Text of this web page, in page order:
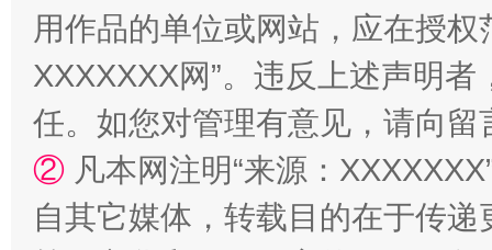
扯下公款旅游的“隐身衣” 如何以
用作品的单位或网站，应在授
XXXXXXX网”。违反上述声明
任。如您对管理有意见，请向
② 凡本网注明“来源：
自其它媒体，转载目的在于传